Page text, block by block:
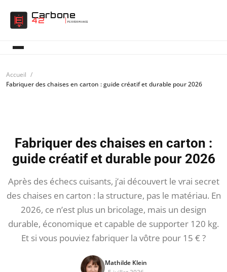
Carbone
42 PERFORMANCE
Accueil
Fabriquer des chaises en carton : guide créatif et durable pour 2026
Fabriquer des chaises en carton :
guide créatif et durable pour 2026
Après des échecs cuisants, j’ai découvert le vrai secret
des chaises en carton : la structure, pas le matériau. En
2026, ce n’est plus un bricolage, mais un design
durable, économique et capable de supporter 120 kg.
Et si vous pouviez fabriquer la vôtre pour 15 € ?
Mathilde Klein